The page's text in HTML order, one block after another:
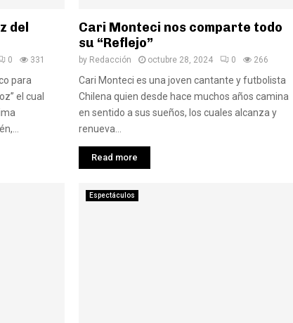
del
0 331
para
el cual
Cari Monteci nos comparte todo
su “Reflejo”
by Redacción octubre 28, 2024 0 266
Cari Monteci es una joven cantante y futbolista
Chilena quien desde hace muchos años camina
en sentido a sus sueños, los cuales alcanza y
renueva...
Read more
Espectáculos